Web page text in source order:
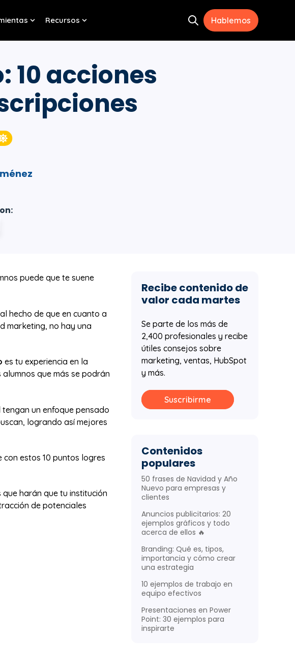
Show submenu for Herramientas
Recursos Open search
Hablemos
10 acciones
puede que te suene
hecho de que en cuanto a
marketing, no hay una
es tu experiencia en la
que más se podrán
un enfoque pensado
logrando así mejores
estos 10 puntos logres
que harán que tu institución
de potenciales
Recibe contenido de
valor cada martes
Se parte de los más de
2,400 profesionales y recibe
útiles consejos sobre
marketing, ventas, HubSpot
y más.
Suscribirme
Contenidos
populares
50 frases de Navidad y Año
Nuevo para empresas y
clientes
Anuncios publicitarios: 20
ejemplos gráficos y todo
acerca de ellos 🔥
Branding: Qué es, tipos,
importancia y cómo crear
una estrategia
10 ejemplos de trabajo en
equipo efectivos
Presentaciones en Power
Point: 30 ejemplos para
inspirarte